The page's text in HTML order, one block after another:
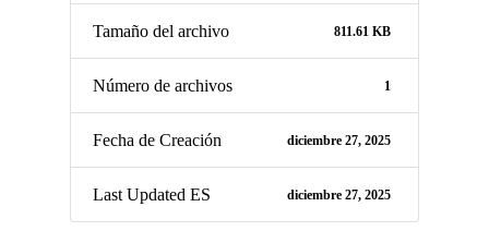
Tamaño del archivo 811.61 KB
Número de archivos 1
Fecha de Creación diciembre 27, 2025
Last Updated ES diciembre 27, 2025